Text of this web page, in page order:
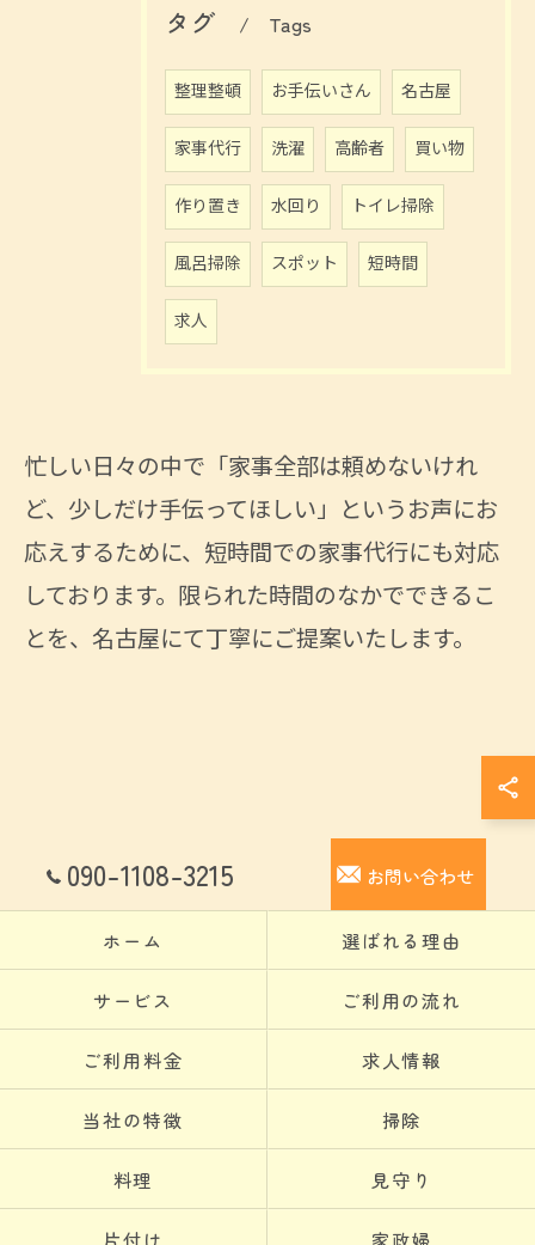
タグ Tags
整理整頓 お手伝いさん 名古屋
家事代行 洗濯 高齢者 買い物
作り置き 水回り トイレ掃除
風呂掃除 スポット 短時間
求人
忙しい日々の中で「家事全部は頼めないけれ
ど、少しだけ手伝ってほしい」というお声にお
応えするために、短時間での家事代行にも対応
しております。限られた時間のなかでできるこ
とを、名古屋にて丁寧にご提案いたします。
090-1108-3215 お問い合わせ
ホーム 選ばれる理由
サービス ご利用の流れ
ご利用料金 求人情報
当社の特徴 掃除
料理 見守り
片付け 家政婦
お問い合わせはこちら